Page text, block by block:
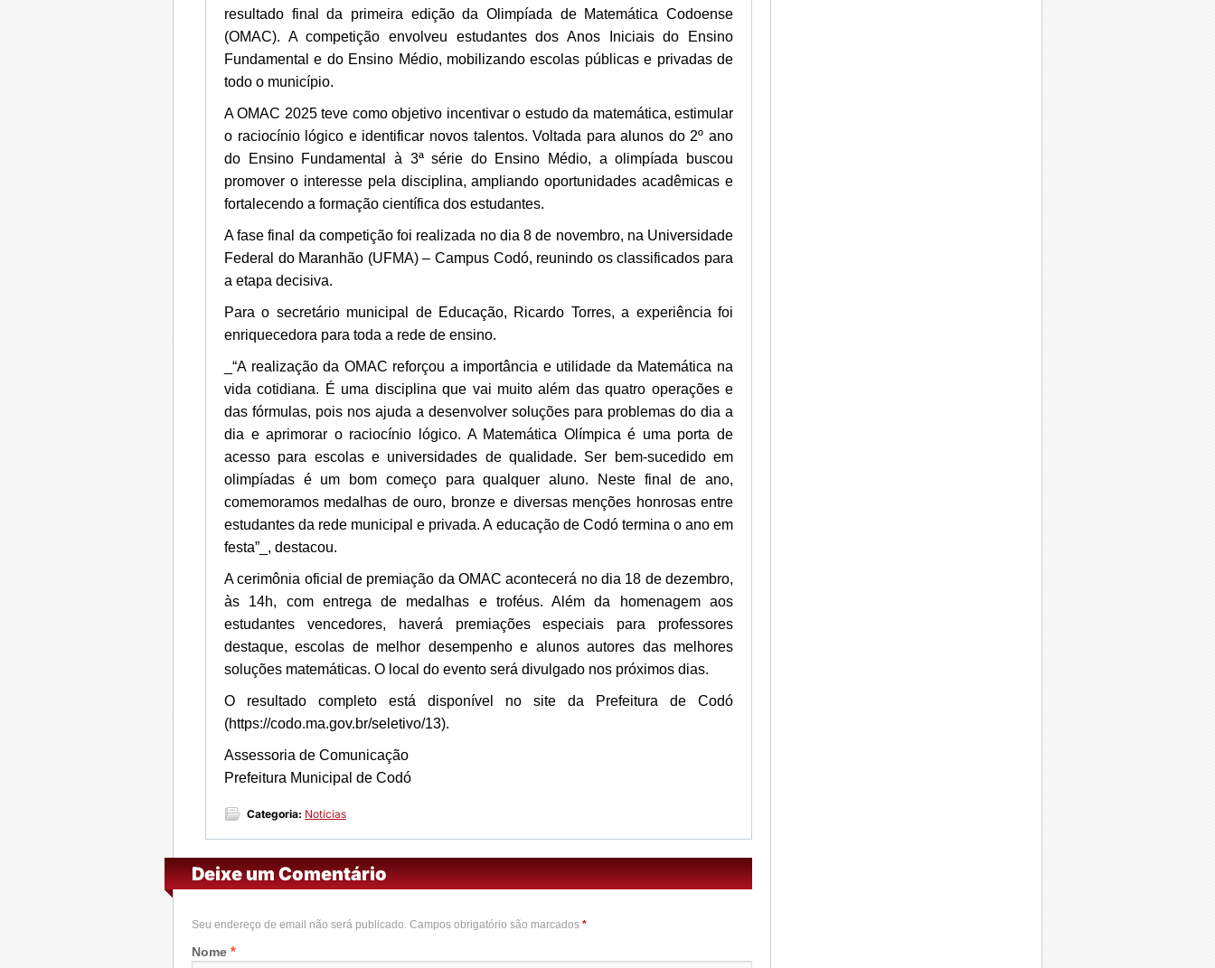
resultado final da primeira edição da Olimpíada de Matemática Codoense
(OMAC). A competição envolveu estudantes dos Anos Iniciais do Ensino
Fundamental e do Ensino Médio, mobilizando escolas públicas e privadas de
todo o município.
A OMAC 2025 teve como objetivo incentivar o estudo da matemática, estimular
o raciocínio lógico e identificar novos talentos. Voltada para alunos do 2º ano
do Ensino Fundamental à 3ª série do Ensino Médio, a olimpíada buscou
promover o interesse pela disciplina, ampliando oportunidades acadêmicas e
fortalecendo a formação científica dos estudantes.
A fase final da competição foi realizada no dia 8 de novembro, na Universidade
Federal do Maranhão (UFMA) – Campus Codó, reunindo os classificados para
a etapa decisiva.
Para o secretário municipal de Educação, Ricardo Torres, a experiência foi
enriquecedora para toda a rede de ensino.
_“A realização da OMAC reforçou a importância e utilidade da Matemática na
vida cotidiana. É uma disciplina que vai muito além das quatro operações e
das fórmulas, pois nos ajuda a desenvolver soluções para problemas do dia a
dia e aprimorar o raciocínio lógico. A Matemática Olímpica é uma porta de
acesso para escolas e universidades de qualidade. Ser bem-sucedido em
olimpíadas é um bom começo para qualquer aluno. Neste final de ano,
comemoramos medalhas de ouro, bronze e diversas menções honrosas entre
estudantes da rede municipal e privada. A educação de Codó termina o ano em
festa”_, destacou.
A cerimônia oficial de premiação da OMAC acontecerá no dia 18 de dezembro,
às 14h, com entrega de medalhas e troféus. Além da homenagem aos
estudantes vencedores, haverá premiações especiais para professores
destaque, escolas de melhor desempenho e alunos autores das melhores
soluções matemáticas. O local do evento será divulgado nos próximos dias.
O resultado completo está disponível no site da Prefeitura de Codó
(https://codo.ma.gov.br/seletivo/13).
Assessoria de Comunicação
Prefeitura Municipal de Codó
Categoria: Notícias
Deixe um Comentário
Seu endereço de email não será publicado. Campos obrigatório são marcados *
Nome *